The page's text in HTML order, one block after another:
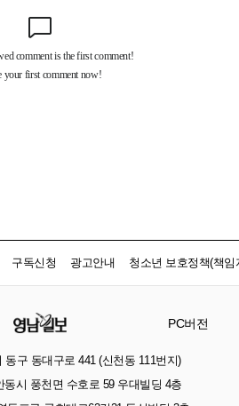
구독신청 광고안내 청소년 보호정책(책임
PC버전
구 동대구로 441 (신천동 111번지)
시 풍천면 수호로 59 우대빌딩 4층